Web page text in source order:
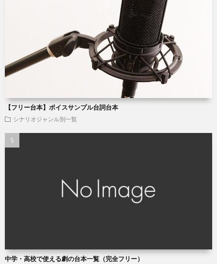
【フリー台本】ボイスサンプル台詞台本
シナリオジャンル別一覧
中学・高校で使える劇の台本一覧（完全フリー）